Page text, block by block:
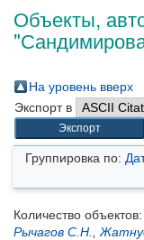
Объекты,
"
На уровень вверх
Экспорт в
Группировка по:
Количество объектов:
Рычагов С.Н.